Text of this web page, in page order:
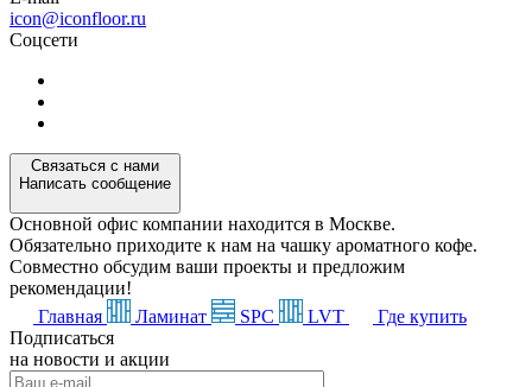
icon@iconfloor.ru
Соцсети
Связаться с нами
Написать сообщение
Основной офис компании находится в Москве.
Обязательно приходите к нам на чашку ароматного кофе.
Совместно обсудим ваши проекты и предложим
рекомендации!
Главная
Ламинат SPC LVT
Где купить
Подписаться
на новости и акции